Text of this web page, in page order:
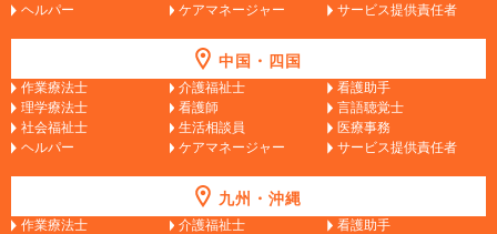
ヘルパー
ケアマネージャー サービス提供責任者
中国・四国
作業療法士 介護福祉士
看護助手
理学療法士
看護師
言語聴覚士
社会福祉士
生活相談員
医療事務
ヘルパー
ケアマネージャー サービス提供責任者
九州・沖縄
作業療法士 介護福祉士
看護助手